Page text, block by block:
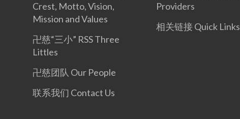
Crest, Motto, Vision,
Mission and Values
卍慈“三小” RSS Three
Littles
卍慈团队 Our People
联系我们 Contact Us
Providers
相关链接 Quick Links